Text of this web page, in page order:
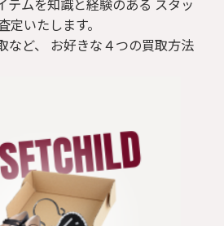
テムを知識と経験のある スタッ
定いたします。
など、 お好きな４つの買取方法